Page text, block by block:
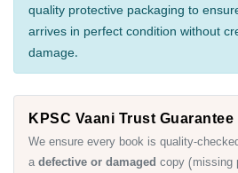
quality protective packaging to
arrives in perfect condition without
damage.
KPSC Vaani Trust Guarantee
We ensure every book is quality-
adefective or damaged copy (missing